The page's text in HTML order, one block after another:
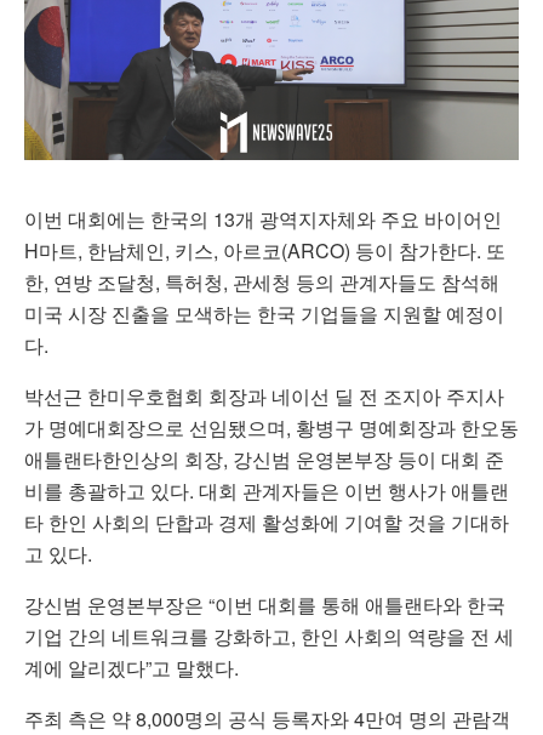
이번 대회에는 한국의 13개 광역지자체와 주요 바이어인
H마트, 한남체인, 키스, 아르코(ARCO) 등이 참가한다. 또
한, 연방 조달청, 특허청, 관세청 등의 관계자들도 참석해
미국 시장 진출을 모색하는 한국 기업들을 지원할 예정이
다.
박선근 한미우호협회 회장과 네이선 딜 전 조지아 주지사
가 명예대회장으로 선임됐으며, 황병구 명예회장과 한오동
애틀랜타한인상의 회장, 강신범 운영본부장 등이 대회 준
비를 총괄하고 있다. 대회 관계자들은 이번 행사가 애틀랜
타 한인 사회의 단합과 경제 활성화에 기여할 것을 기대하
고 있다.
강신범 운영본부장은 “이번 대회를 통해 애틀랜타와 한국
기업 간의 네트워크를 강화하고, 한인 사회의 역량을 전 세
계에 알리겠다”고 말했다.
주최 측은 약 8,000명의 공식 등록자와 4만여 명의 관람객